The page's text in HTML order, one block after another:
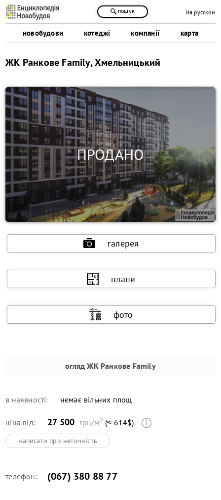
новобудови котеджі компанії карта
пошук На русском
ЖК Ранкове Family, Хмельницький
галерея
плани
фото
огляд ЖК Ранкове Family
в наявності: немає вільних площ
ціна від: 27 500 грн/м2 (≈ 614$)
написати про неточність
телефон: (067) 380 88 77